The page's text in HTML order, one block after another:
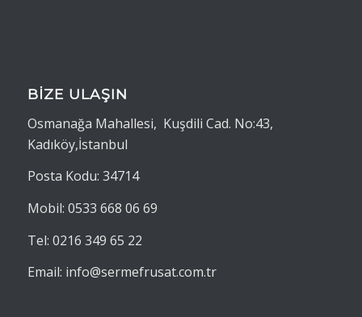
BİZE ULAŞIN
Osmanağa Mahallesi, Kuşdili Cad. No:43,
Kadıköy,İstanbul
Posta Kodu: 34714
Mobil: 0533 668 06 69
Tel: 0216 349 65 22
Email: info@sermefrusat.com.tr